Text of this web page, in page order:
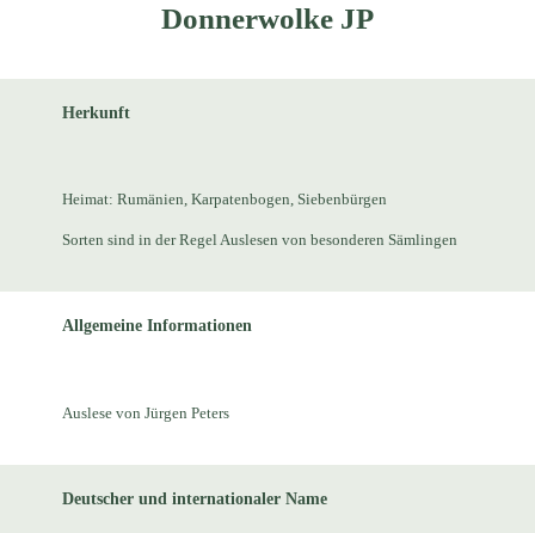
Donnerwolke JP
Herkunft
Heimat: Rumänien, Karpatenbogen, Siebenbürgen
Sorten sind in der Regel Auslesen von besonderen Sämlingen
Allgemeine Informationen
Auslese von Jürgen Peters
Deutscher und internationaler Name